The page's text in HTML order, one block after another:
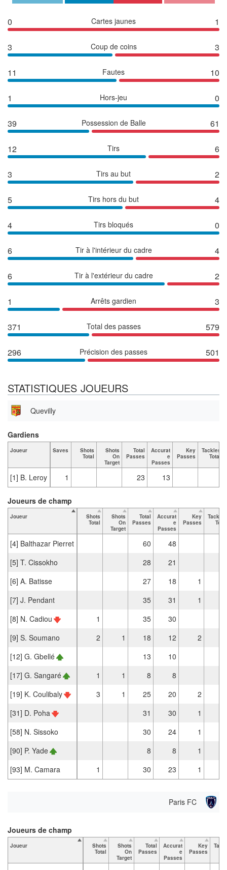
0 Cartes jaunes 1
3 Coup de coins 3
11 Fautes 10
1 Hors-jeu 0
39 Possession de Balle 61
12 Tirs 6
3 Tirs au but 2
5 Tirs hors du but 4
4 Tirs bloqués 0
6 Tir à l'intérieur du cadre 4
6 Tir à l'extérieur du cadre 2
1 Arrêts gardien 3
371 Total des passes 579
296 Précision des passes 501
STATISTIQUES JOUEURS
Quevilly
Joueur Saves
Shots
Total
Shots
On
Target
Total
Passes
Accurat
e
Passes
Key
Passes
Tackles
Total
[1] B. Leroy 1 23 13
Gardiens
Joueur
Shots
Total
Shots
On
Target
Total
Passes
Accurat
e
Passes
Key
Passes
Tackles
Total
[4] Balthazar Pierret 60 48
[5] T. Cissokho
28
21
[6] A. Batisse
27 18 1
[7] J. Pendant
35 31 1
[8] N. Cadiou
1 35 30
[9] S. Soumano
2 1 18 12
2
[12] G. Gbellé
13 10
[17] G. Sangaré
1 1 8
8
[19] K. Coulibaly
3 1 25 20
2
[31] D. Poha
31 30 1
[58] N. Sissoko
30 24 1
[90] P. Yade
8 8 1
[93] M. Camara
1 30 23 1
Joueurs de champ
Paris FC
Joueur
Shots
Total
Shots
On
Target
Total
Passes
Accurat
e
Passes
Key
Passes
Joueurs de champ